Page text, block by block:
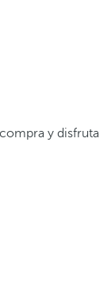
y disfruta